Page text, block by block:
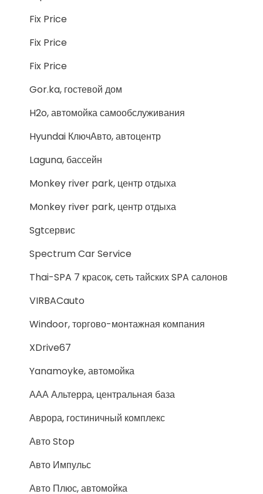
Fix Price
Fix Price
Fix Price
Gor.ka, гостевой дом
H2o, автомойка самообслуживания
Hyundai КлючАвто, автоцентр
Laguna, бассейн
Monkey river park, центр отдыха
Monkey river park, центр отдыха
Sgtсервис
Spectrum Car Service
Thai-SPA 7 красок, сеть тайских SPA салонов
VIRBACauto
Windoor, торгово-монтажная компания
XDrive67
Yanamoyke, автомойка
ААА Альтерра, центральная база
Аврора, гостиничный комплекс
Авто Stop
Авто Импульс
Авто Плюс, автомойка